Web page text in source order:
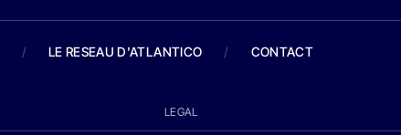
/ LE RESEAU D'ATLANTICO / CONTACT
LEGAL